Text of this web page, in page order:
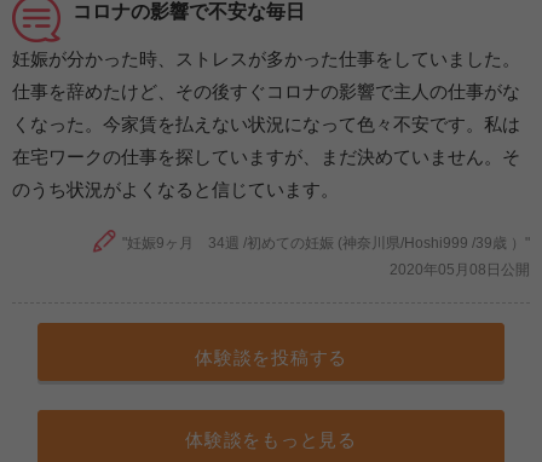
コロナの影響で不安な毎日
妊娠が分かった時、ストレスが多かった仕事をしていました。
仕事を辞めたけど、その後すぐコロナの影響で主人の仕事がな
くなった。今家賃を払えない状況になって色々不安です。私は
在宅ワークの仕事を探していますが、まだ決めていません。そ
のうち状況がよくなると信じています。
"妊娠9ヶ月 34週 /初めての妊娠 (神奈川県/Hoshi999 /39歳 ）"
2020年05月08日公開
体験談を投稿する
体験談をもっと見る